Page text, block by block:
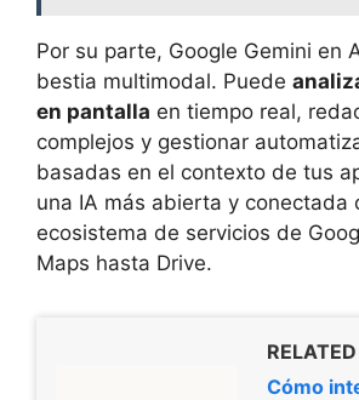
Por su parte, Google Gemini en
bestia multimodal. Puede
en pantalla en tiempo real,
complejos y gestionar
basadas en el contexto de tus
una IA más abierta y conectada
ecosistema de servicios de
Maps hasta Drive.
Cómo